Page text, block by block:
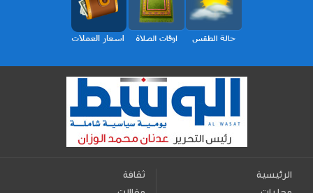
الرئيسية
ثقافة